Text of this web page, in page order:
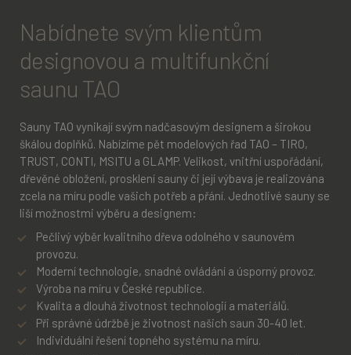
Nabídnete svým klientům
designovou a multifunkční
saunu TAO
Sauny TAO vynikají svým nadčasovým designem a širokou
škálou doplňků. Nabízíme pět modelových řad TAO – TIRO,
TRUST, CONTI, MSITU a GLAMP. Velikost, vnitřní uspořádání,
dřevěné obložení, prosklení sauny či její výbava je realizována
zcela na míru podle vašich potřeb a přání. Jednotlivé sauny se
liší možnostmi výběru a designem:
Pečlivý výběr kvalitního dřeva odolného v saunovém
provozu.
Moderní technologie, snadné ovládání a úsporný provoz.
Výroba na míru v České republice.
Kvalita a dlouhá životnost technologií a materiálů.
Při správné údržbě je životnost našich saun 30-40 let.
Individuální řešení topného systému na míru.